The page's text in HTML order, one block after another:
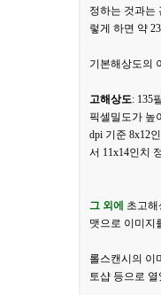
정하는 것과는
렇게 하면 약
기본해상도의
고해상도: 135
픽셀밀도가 높
dpi 기준 8x12
서 11x14인치
그 외에 초고
맷으로 이미지
롤스캔시의 이
토샵 등으로